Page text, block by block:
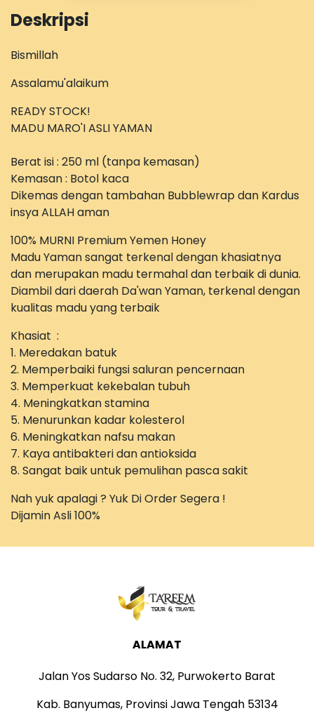
Deskripsi
Bismillah
Assalamu'alaikum
READY STOCK!
MADU MARO'I ASLI YAMAN
Berat isi : 250 ml (tanpa kemasan)
Kemasan : Botol kaca
Dikemas dengan tambahan Bubblewrap dan Kardus
insya ALLAH aman
100% MURNI Premium Yemen Honey
Madu Yaman sangat terkenal dengan khasiatnya
dan merupakan madu termahal dan terbaik di dunia.
Diambil dari daerah Da'wan Yaman, terkenal dengan
kualitas madu yang terbaik
Khasiat :
1. Meredakan batuk
2. Memperbaiki fungsi saluran pencernaan
3. Memperkuat kekebalan tubuh
4. Meningkatkan stamina
5. Menurunkan kadar kolesterol
6. Meningkatkan nafsu makan
7. Kaya antibakteri dan antioksida
8. Sangat baik untuk pemulihan pasca sakit
Nah yuk apalagi ? Yuk Di Order Segera !
Dijamin Asli 100%
ALAMAT
Jalan Yos Sudarso No. 32, Purwokerto Barat
Kab. Banyumas, Provinsi Jawa Tengah 53134